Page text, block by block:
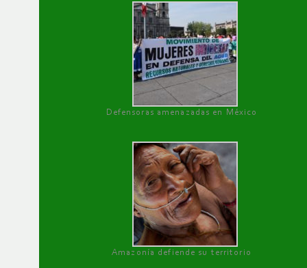
Defensoras amenazadas en México
Amazonía defiende su territorio